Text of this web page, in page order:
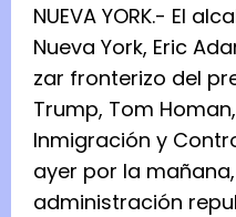
NUEVA YORK.- El
Nueva York, Eric
zar fronterizo del
Trump, Tom
Inmigración y
ayer por la
administración